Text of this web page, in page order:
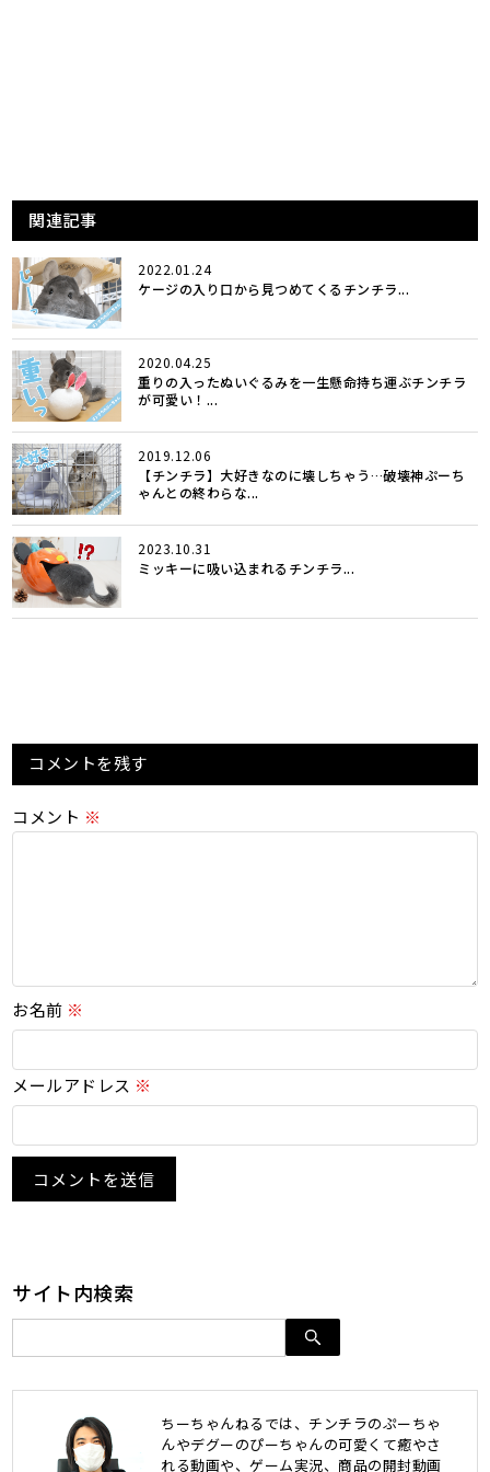
関連記事
2022.01.24
ケージの入り口から見つめてくるチンチラ...
2020.04.25
重りの入ったぬいぐるみを一生懸命持ち運ぶチンチラ
が可愛い！...
2019.12.06
【チンチラ】大好きなのに壊しちゃう…破壊神ぷーち
ゃんとの終わらな...
2023.10.31
ミッキーに吸い込まれるチンチラ...
コメントを残す
コメント ※
お名前 ※
メールアドレス ※
サイト内検索
ちーちゃんねるでは、チンチラのぷーちゃ
んやデグーのぴーちゃんの可愛くて癒やさ
れる動画や、ゲーム実況、商品の開封動画